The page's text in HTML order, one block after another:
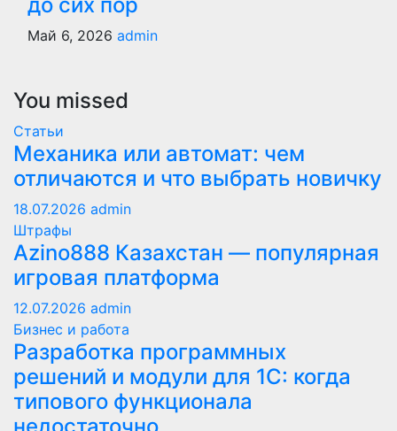
Май 6, 2026 admin
You missed
Статьи
Механика или автомат: чем
отличаются и что выбрать новичку
18.07.2026 admin
Штрафы
Azino888 Казахстан — популярная
игровая платформа
12.07.2026 admin
Бизнес и работа
Разработка программных
решений и модули для 1С: когда
типового функционала